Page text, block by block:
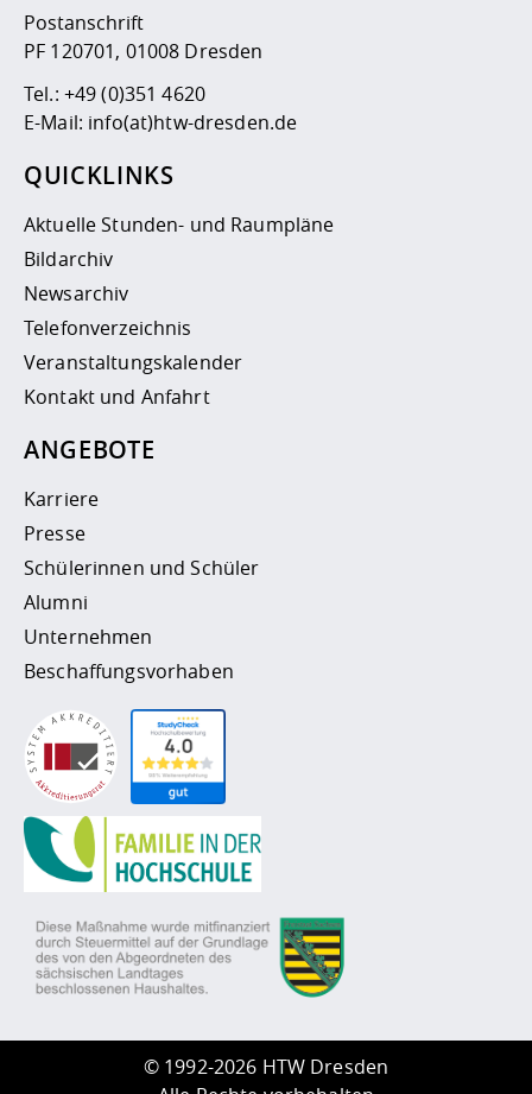
Postanschrift
PF 120701, 01008 Dresden
Tel.: +49 (0)351 4620
E-Mail: info(at)htw-dresden.de
QUICKLINKS
Aktuelle Stunden- und Raumpläne
Bildarchiv
Newsarchiv
Telefonverzeichnis
Veranstaltungskalender
Kontakt und Anfahrt
ANGEBOTE
Karriere
Presse
Schülerinnen und Schüler
Alumni
Unternehmen
Beschaffungsvorhaben
© 1992-2026 HTW Dresden